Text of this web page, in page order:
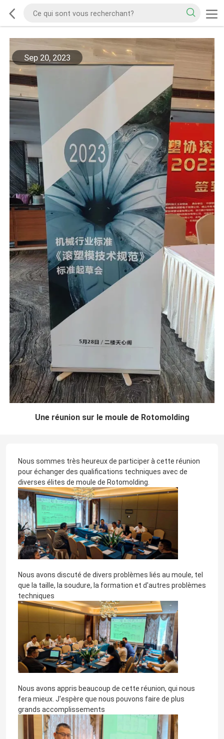
Sep 20, 2023
Une réunion sur le moule de Rotomolding
Nous sommes très heureux de participer à cette réunion
pour échanger des qualifications techniques avec de
diverses élites de moule de Rotomolding.
Nous avons discuté de divers problèmes liés au moule, tel
que la taille, la soudure, la formation et d'autres problèmes
techniques
Nous avons appris beaucoup de cette réunion, qui nous
fera mieux. J'espère que nous pouvons faire de plus
grands accomplissements